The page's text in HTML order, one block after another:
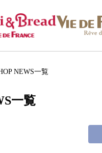
NEWS一覧
一覧